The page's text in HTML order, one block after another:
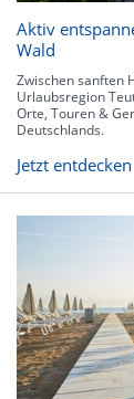
Aktiv
Wald
Zwischen sanften
Urlaubsregion
Orte, Touren &
Deutschlands.
Jetzt entdecken